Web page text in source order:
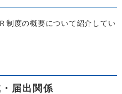
制度の概要について紹介してい
届出関係